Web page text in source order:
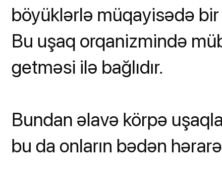
böyüklərlə müqayisədə
Bu uşaq orqanizmində
getməsi ilə bağlıdır.
Bundan əlavə körpə
bu da onların bədən